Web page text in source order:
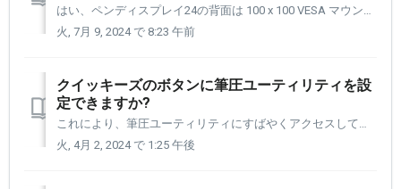
はい、ペンディスプレイ24の背面は 100 x 100 VESA マウントを受け入れるように設計されています。 この仕事を行うブランドは数多くありますが、エルゴトロンはこの分野のトップメーカーです。 https://www.ergotron.com/ja-jp/ どのメーカーを選択する場...
火, 7月 9, 2024 で 8:23 午前
クイッキーズのボタンに筆圧ユーティリティを設
定できますか?
これにより、筆圧ユーティリティにすばやくアクセスして、その場で筆圧を調整できます。 まず、Xencelabs 設定パネルを開きます。 [1] 左側のナビゲーション列からクイッキーズを選択します。 [2] 筆圧ユーティリティを設定したいアプリケーションを選択して開きます。 [...
火, 4月 2, 2024 で 1:25 午後